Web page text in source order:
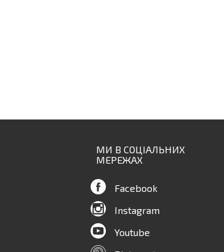
МИ В СОЦІАЛЬНИХ
МЕРЕЖАХ
Facebook
Instagram
Youtube